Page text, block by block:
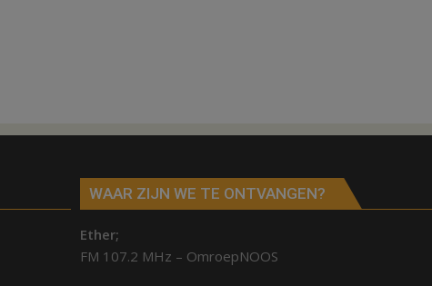
WAAR ZIJN WE TE ONTVANGEN?
Ether;
FM 107.2 MHz – OmroepNOOS